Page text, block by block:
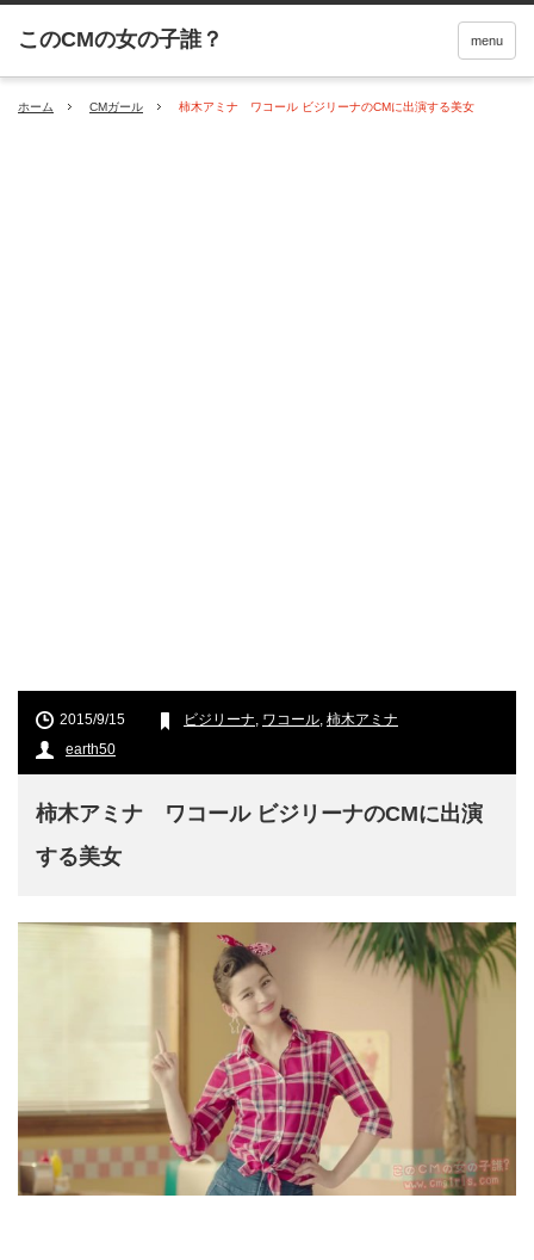
menu
ホーム CMガール 柿木アミナ ワコール ビジリーナのCMに出演する美女
2015/9/15 ビジリーナ, ワコール, 柿木アミナ
earth50
柿木アミナ ワコール ビジリーナのCMに出演
する美女